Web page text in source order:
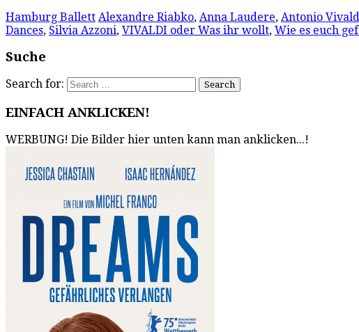
Hamburg Ballett Alexandre Riabko, Anna Laudere, Antonio
Dances, Silvia Azzoni, VIVALDI oder Was ihr wollt, Wie es euch
Suche
Search for:
EINFACH ANKLICKEN!
WERBUNG! Die Bilder hier unten kann man anklicken...!